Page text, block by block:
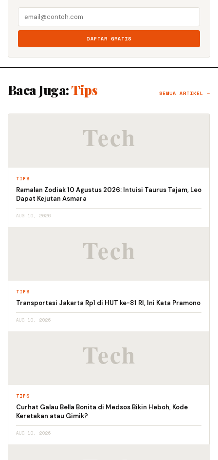
DAFTAR GRATIS
Baca Juga:Tips SEMUA ARTIKEL →
TIPS
Ramalan Zodiak 10 Agustus 2026: Intuisi Taurus Tajam, Leo
Dapat Kejutan Asmara
AUG 10, 2026
TIPS
Transportasi Jakarta Rp1 di HUT ke-81 RI, Ini Kata Pramono
AUG 10, 2026
TIPS
Curhat Galau Bella Bonita di Medsos Bikin Heboh, Kode
Keretakan atau Gimik?
AUG 10, 2026